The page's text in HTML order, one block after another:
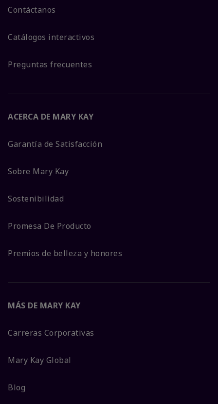
Contáctanos
Catálogos interactivos
Preguntas frecuentes
ACERCA DE MARY KAY
Garantía de Satisfacción
Sobre Mary Kay
Sostenibilidad
Promesa De Producto
Premios de belleza y honores
MÁS DE MARY KAY
Carreras Corporativas
Mary Kay Global
Blog